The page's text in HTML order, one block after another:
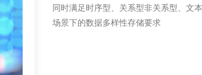
同时满足时序型、关系型非关系型、文
场景下的数据多样性存储要求